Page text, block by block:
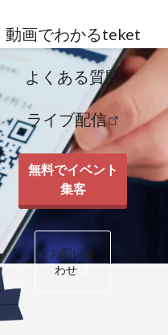
動画でわかるteket
よくある質問
ライブ配信
無料でイベント
集客
お問い合
わせ